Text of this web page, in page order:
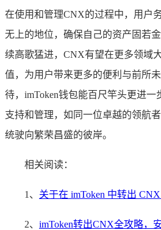
在使用和管理CNX的过程中，用户
无上的地位，确保自己的资产固若
续高歌猛进，CNX有望在更多领域
值，为用户带来更多的便利与前所
待，imToken钱包能百尺竿头更进
支持和管理，如同一位卓越的领航
统驶向繁荣昌盛的彼岸。
相关阅读：
1、 关于在 imToken 中转出
2、 imToken转出CNX全攻略，